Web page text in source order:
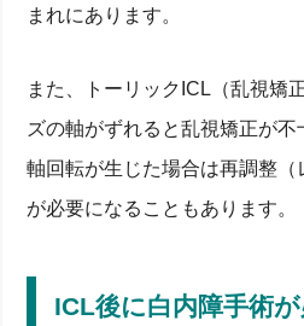
まれにあります。
また、トーリックICL（乱視矯
ズの軸がずれると乱視矯正が不
軸回転が生じた場合は再調整（
が必要になることもあります。
ICL後に白内障手術